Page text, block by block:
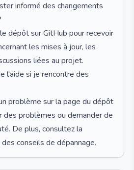
informé des changements
dépôt sur GitHub pour recevoir
les mises à jour, les
liées au projet.
l'aide si je rencontre des
problème sur la page du dépôt
des problèmes ou demander de
De plus, consultez la
conseils de dépannage.